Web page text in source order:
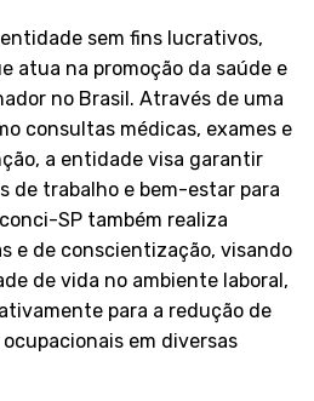
sem fins lucrativos,
atua na promoção da saúde e
no Brasil. Através de uma
consultas médicas, exames e
a entidade visa garantir
de trabalho e bem-estar para
SP também realiza
e de conscientização, visando
de vida no ambiente laboral,
para a redução de
em diversas